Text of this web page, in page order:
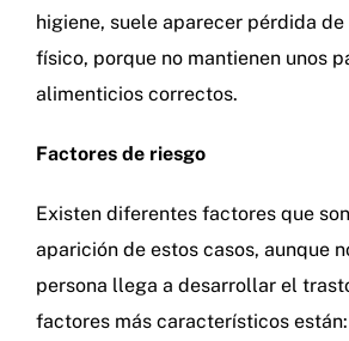
higiene, suele aparecer pérdida
físico, porque no mantienen unos
alimenticios correctos.
Factores de riesgo
Existen diferentes factores que
aparición de estos casos, aunque
persona llega a desarrollar el
factores más característicos están: